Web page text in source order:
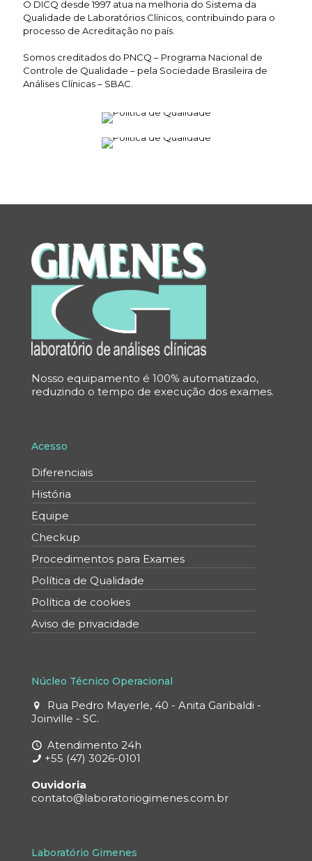
O DICQ desde 1997 atua na melhoria do Sistema da
Qualidade de Laboratórios Clínicos, contribuindo para o
processo de Acreditação no país.
Somos creditados do PNCQ – Programa Nacional de
Controle de Qualidade – pela Sociedade Brasileira de
Análises Clínicas – SBAC.
Nosso equipamento é 100% automatizado,
reduzindo o tempo de execução dos exames.
Acesso
Diferenciais
História
Equipe
Checkup
Procedimentos para Exames
Política de Qualidade
Política de cookies
Aviso de privacidade
Núcleo Técnico Operacional
Rua Pedro Mayerle, 40 - Anita Garibaldi -
Joinville - SC.
Atendimento 24h
+55 (47) 3026-0101
Ouvidoria
contato@laboratoriogimenes.com.br
Laboratório Gimenes